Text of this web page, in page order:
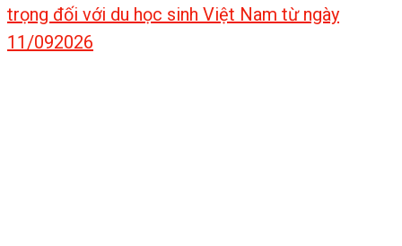
trọng đối với du học sinh Việt Nam từ ngày
11/092026